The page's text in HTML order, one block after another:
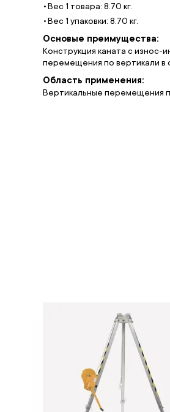
Вес 1 товара: 8.70 кг.
Вес 1 упаковки: 8.70 кг.
Основые преимущества:
Конструкция каната с
перемещения по вертикали в
Область применения:
Вертикальные перемещения